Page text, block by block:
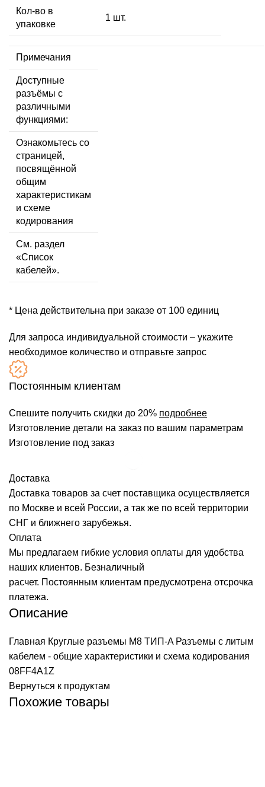
Кол-во в
упаковке
1 шт.
Примечания
Доступные
разъёмы с
различными
функциями:
Ознакомьтесь со
страницей,
посвящённой
общим
характеристикам
и схеме
кодирования
См. раздел
«Список
кабелей».
* Цена действительна при заказе от 100 единиц
Для запроса индивидуальной стоимости – укажите
необходимое количество и отправьте запрос
Постоянным клиентам
Спешите получить скидки до 20% подробнее
Изготовление детали на заказ по вашим параметрам
Изготовление под заказ
Доставка
Доставка товаров за счет поставщика осуществляется
по Москве и всей России, а так же по всей территории
СНГ и ближнего зарубежья.
Оплата
Мы предлагаем гибкие условия оплаты для удобства
наших клиентов. Безналичный
расчет. Постоянным клиентам предусмотрена отсрочка
платежа.
Описание
Главная Круглые разъемы M8 ТИП-A Разъемы с литым
кабелем - общие характеристики и схема кодирования
08FF4A1Z
Вернуться к продуктам
Похожие товары